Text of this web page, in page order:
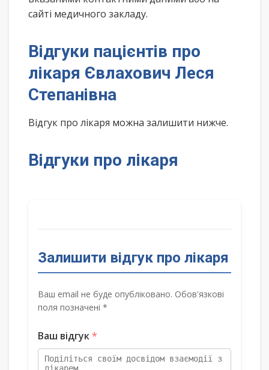
сайті медичного закладу.
Відгуки пацієнтів про
лікаря Євлахович Леся
Степанівна
Відгук про лікаря можна залишити нижче.
Відгуки про лікаря
Залишити відгук про лікаря
Ваш email не буде опубліковано. Обов'язкові
поля позначені *
Ваш відгук*